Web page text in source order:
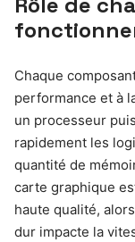
Chaque
performance et à
un processeur
rapidement les
quantité de
carte graphique
haute qualité,
dur impacte la